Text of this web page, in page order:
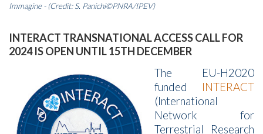
Immagine - (Credit: S. Panichi©PNRA/IPEV)
INTERACT TRANSNATIONAL ACCESS CALL FOR
2024 IS OPEN UNTIL 15TH DECEMBER
The EU-H2020
funded INTERACT
(International
Network for
Terrestrial Research